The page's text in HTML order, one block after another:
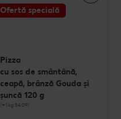
Ofertă specială
Pizza
cu sos de smântână,
ceapă, brânză Gouda și
șuncă 120 g
(=1 kg 54.09)